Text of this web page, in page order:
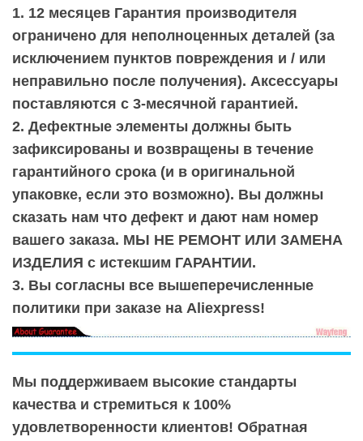
1. 12 месяцев Гарантия производителя
ограничено для неполноценных деталей (за
исключением пунктов повреждения и / или
неправильно после получения). Аксессуары
поставляются с 3-месячной гарантией.
2. Дефектные элементы должны быть
зафиксированы и возвращены в течение
гарантийного срока (и в оригинальной
упаковке, если это возможно). Вы должны
сказать нам что дефект и дают нам номер
вашего заказа. МЫ НЕ РЕМОНТ ИЛИ ЗАМЕНА
ИЗДЕЛИЯ с истекшим ГАРАНТИИ.
3. Вы согласны все вышеперечисленные
политики при заказе на Aliexpress!
Мы поддерживаем высокие стандарты
качества и стремиться к 100%
удовлетворенности клиентов! Обратная